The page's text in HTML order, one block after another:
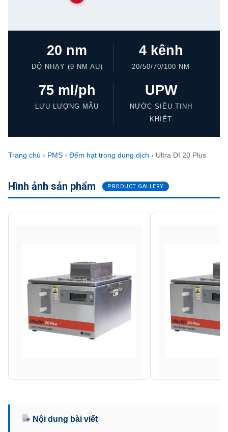
20 nm
ĐỘ NHẠY (9 NM AU)
4 kênh
20/50/70/100 NM
75 ml/ph
LƯU LƯỢNG MẪU
UPW
NƯỚC SIÊU TINH
KHIẾT
Trang chủ › PMS › Đếm hạt trong dung dịch › Ultra DI 20 Plus
Hình ảnh sản phẩm PRODUCT GALLERY
Nội dung bài viết